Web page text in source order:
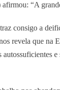
“A
consigo a
revela que na
autossuficientes